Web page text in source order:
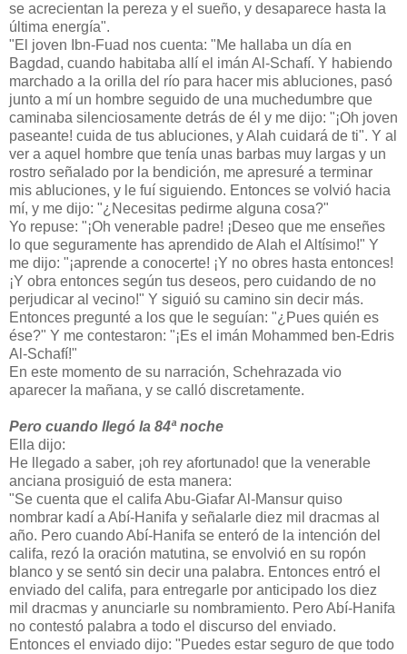
se acrecientan la pereza y el sueño, y desaparece hasta la
última energía".
"El joven Ibn-Fuad nos cuenta: "Me hallaba un día en
Bagdad, cuando habitaba allí el imán Al-Schafí. Y habiendo
marchado a la orilla del río para hacer mis abluciones, pasó
junto a mí un hombre seguido de una muchedumbre que
caminaba silenciosamente detrás de él y me dijo: "¡Oh joven
paseante! cuida de tus abluciones, y Alah cuidará de ti". Y al
ver a aquel hombre que tenía unas barbas muy largas y un
rostro señalado por la bendición, me apresuré a terminar
mis abluciones, y le fuí siguiendo. Entonces se volvió hacia
mí, y me dijo: "¿Necesitas pedirme alguna cosa?"
Yo repuse: "¡Oh venerable padre! ¡Deseo que me enseñes
lo que seguramente has aprendido de Alah el Altísimo!" Y
me dijo: "¡aprende a conocerte! ¡Y no obres hasta entonces!
¡Y obra entonces según tus deseos, pero cuidando de no
perjudicar al vecino!" Y siguió su camino sin decir más.
Entonces pregunté a los que le seguían: "¿Pues quién es
ése?" Y me contestaron: "¡Es el imán Mohammed ben-Edris
Al-Schafí!"
En este momento de su narración, Schehrazada vio
aparecer la mañana, y se calló discretamente.
Pero cuando llegó la 84ª noche
Ella dijo:
He llegado a saber, ¡oh rey afortunado! que la venerable
anciana prosiguió de esta manera:
"Se cuenta que el califa Abu-Giafar Al-Mansur quiso
nombrar kadí a Abí-Hanifa y señalarle diez mil dracmas al
año. Pero cuando Abí-Hanifa se enteró de la intención del
califa, rezó la oración matutina, se envolvió en su ropón
blanco y se sentó sin decir una palabra. Entonces entró el
enviado del califa, para entregarle por anticipado los diez
mil dracmas y anunciarle su nombramiento. Pero Abí-Hanifa
no contestó palabra a todo el discurso del enviado.
Entonces el enviado dijo: "Puedes estar seguro de que todo